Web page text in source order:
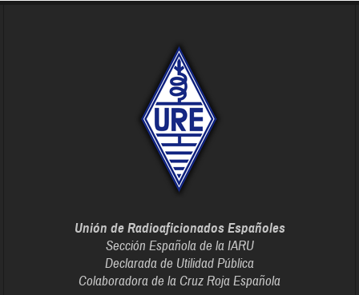
Unión de Radioaficionados Españoles
Sección Española de la IARU
Declarada de Utilidad Pública
Colaboradora de la Cruz Roja Española